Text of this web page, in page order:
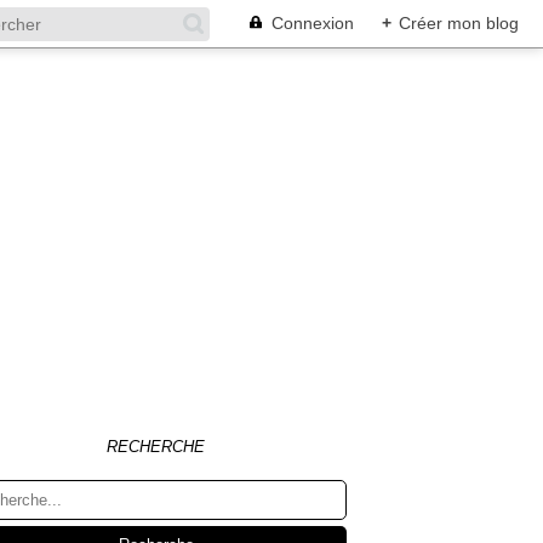
Connexion + Créer mon blog
RECHERCHE